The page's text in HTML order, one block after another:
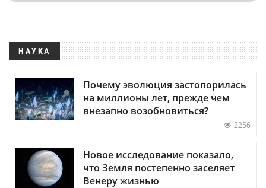
НАУКА
Почему эволюция застопорилась
на миллионы лет, прежде чем
внезапно возобновиться?
2256
Новое исследование показало,
что Земля постепенно заселяет
Венеру жизнью